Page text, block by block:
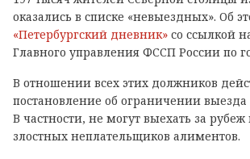
оказались в списке «невыездных». Об
«Петербургский дневник» со ссылкой
Главного управления ФССП России по
В отношении всех этих должников
постановление об ограничении
В частности, не могут выехать за
злостных неплательщиков алиментов.